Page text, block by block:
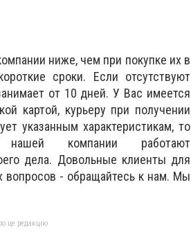
ниже, чем при покупке их в
сроки. Если отсутствуют
от 10 дней. У Вас имеется
картой, курьеру при получении
указанным характеристикам, то
компании работают
дела. Довольные клиенты для
вопросов - обращайтесь к нам. Мы
це редакцію